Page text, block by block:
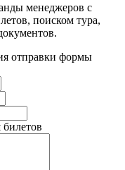
менеджеров с
поиском тура,
отправки формы